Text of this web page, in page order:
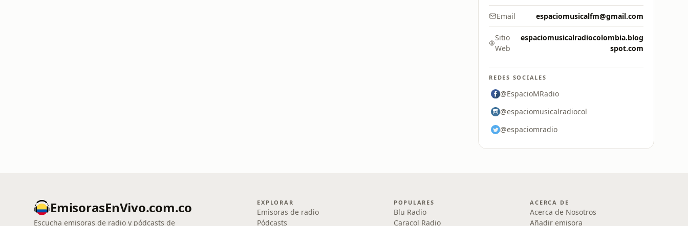
Email espaciomusicalfm@gmail.com
Sitio
Web
espaciomusicalradiocolombia.blog
spot.com
REDES SOCIALES
@EspacioMRadio
@espaciomusicalradiocol
@espaciomradio
EmisorasEnVivo.com.co
Escucha emisoras de radio y pódcasts de
EXPLORAR
Emisoras de radio
Pódcasts
POPULARES
Blu Radio
Caracol Radio
ACERCA DE
Acerca de Nosotros
Añadir emisora